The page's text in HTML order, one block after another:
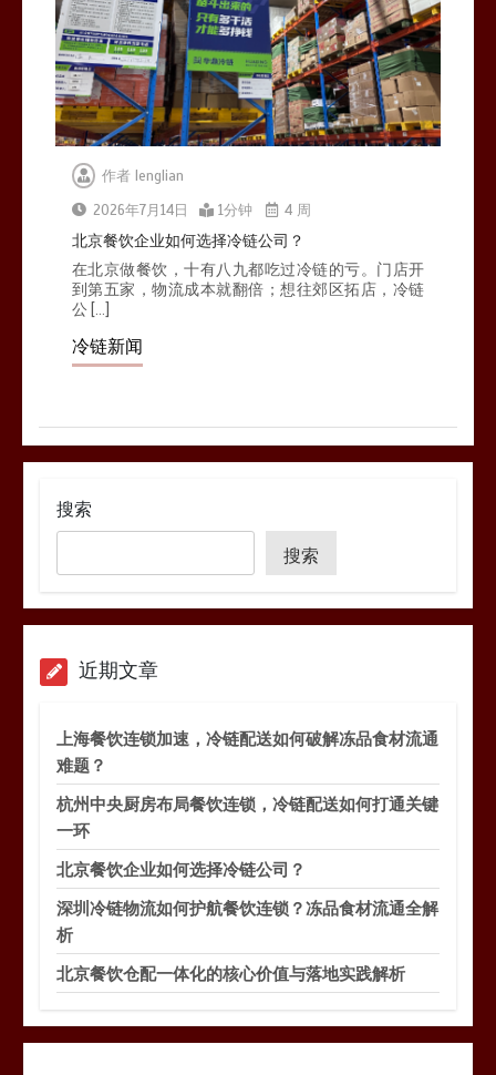
作者 lenglian
2026年7月14日
1分钟 4 周
北京餐饮企业如何选择冷链公司？
在北京做餐饮，十有八九都吃过冷链的亏。门店开
到第五家，物流成本就翻倍；想往郊区拓店，冷链
公 […]
冷链新闻
搜索
搜索
近期文章
上海餐饮连锁加速，冷链配送如何破解冻品食材流通
难题？
杭州中央厨房布局餐饮连锁，冷链配送如何打通关键
一环
北京餐饮企业如何选择冷链公司？
深圳冷链物流如何护航餐饮连锁？冻品食材流通全解
析
北京餐饮仓配一体化的核心价值与落地实践解析